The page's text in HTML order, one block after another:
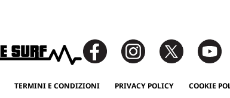
TERMINI E CONDIZIONI PRIVACY POLICY COOKIE